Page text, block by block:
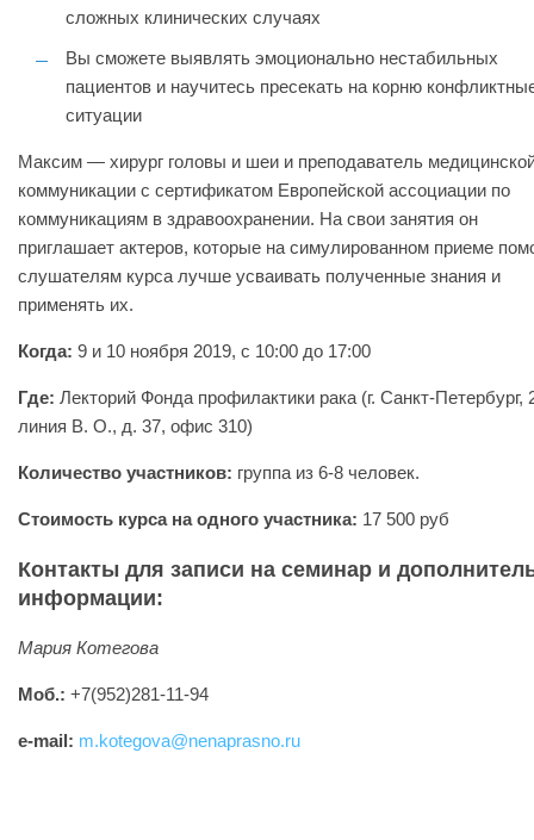
сложных клинических случаях
Вы сможете выявлять эмоционально нестабильных
пациентов и научитесь пресекать на корню
ситуации
Максим — хирург головы и шеи и преподаватель
коммуникации с сертификатом Европейской ассоциации по
коммуникациям в здравоохранении. На свои занятия он
приглашает актеров, которые на симулированном приеме
слушателям курса лучше усваивать полученные знания и
применять их.
Когда: 9 и 10 ноября 2019, с 10:00 до 17:00
Где: Лекторий Фонда профилактики рака (г. Санкт-Петербург,
линия В. О., д. 37, офис 310)
Количество участников: группа из 6-8 человек.
Стоимость курса на одного участника: 17 500 руб
Контакты для записи на семинар и
информации:
Мария Котегова
Моб.: +7(952)281-11-94
e-mail: m.kotegova@nenaprasno.ru